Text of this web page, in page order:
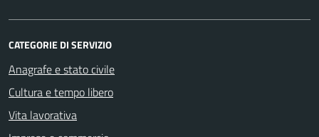
CATEGORIE DI SERVIZIO
Anagrafe e stato civile
Cultura e tempo libero
Vita lavorativa